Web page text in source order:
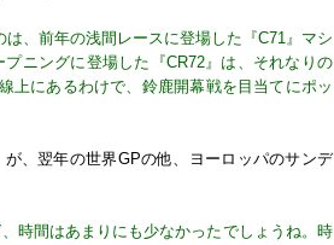
、前年の浅間レースに登場した『C71』マシ
ニングに登場した『CR72』は、それなりの
上にあるわけで、鈴鹿開幕戦を目当てにポッ
、翌年の世界GPの他、ヨーロッパのサンデ
、時間はあまりにも少なかったでしょうね。時